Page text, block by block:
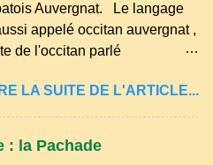
le pain sur le bon coté,
autant de bouteilles de vin
ou de fourchettes
Les quatre chemins. Quand
se rencontrent et se coupent,
forme un carrefour qui a
Auvergnat. Le langage
appelé occitan auvergnat ,
de l'occitan parlé
du Massif central . Il
famille des langues romanes
parmi les dialectes du nord-
que le nombre de locuteurs
LA SUITE DE L'ARTICLE...
: la Pachade